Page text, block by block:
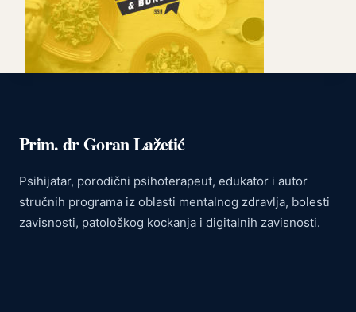
Prim. dr Goran Lažetić
Psihijatar, porodični psihoterapeut, edukator i autor
stručnih programa iz oblasti mentalnog zdravlja, bolesti
zavisnosti, patološkog kockanja i digitalnih zavisnosti.